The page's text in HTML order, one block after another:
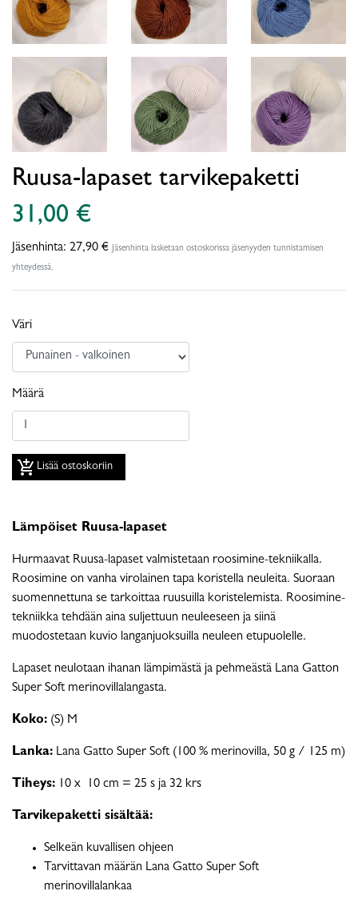
Ruusa-lapaset tarvikepaketti
31,00 €
Jäsenhinta: 27,90 € Jäsenhinta lasketaan ostoskorissa jäsenyyden tunnistamisen
yhteydessä.
Väri
Määrä
add_shopping_cart Lisää ostoskoriin
Lämpöiset Ruusa-lapaset
Hurmaavat Ruusa-lapaset valmistetaan roosimine-tekniikalla.
Roosimine on vanha virolainen tapa koristella neuleita. Suoraan
suomennettuna se tarkoittaa ruusuilla koristelemista. Roosimine-
tekniikka tehdään aina suljettuun neuleeseen ja siinä
muodostetaan kuvio langanjuoksuilla neuleen etupuolelle.
Lapaset neulotaan ihanan lämpimästä ja pehmeästä Lana Gatton
Super Soft merinovillalangasta.
Koko: (S) M
Lanka: Lana Gatto Super Soft (100 % merinovilla, 50 g / 125 m)
Tiheys: 10 x 10 cm = 25 s ja 32 krs
Tarvikepaketti sisältää:
Selkeän kuvallisen ohjeen
Tarvittavan määrän Lana Gatto Super Soft
merinovillalankaa